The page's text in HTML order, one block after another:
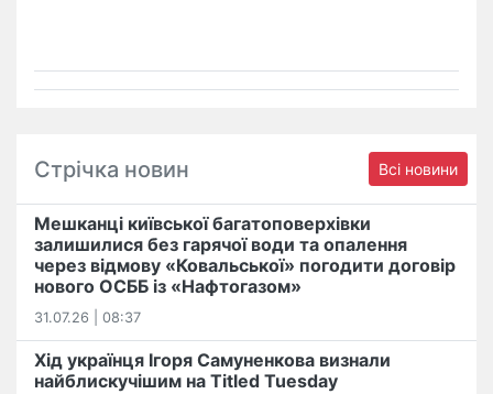
Стрічка новин Всі новини
Мешканці київської багатоповерхівки
залишилися без гарячої води та опалення
через відмову «Ковальської» погодити договір
нового ОСББ із «Нафтогазом»
31.07.26 | 08:37
Хід українця Ігоря Самуненкова визнали
найблискучішим на Titled Tuesday